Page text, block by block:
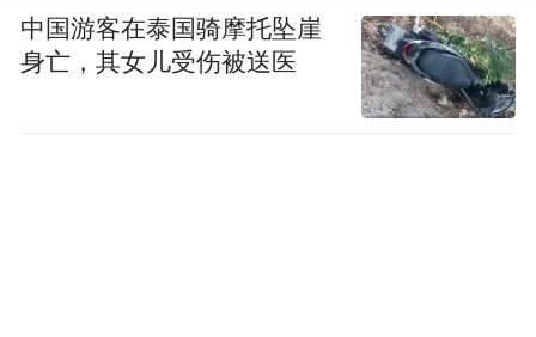
中国游客在泰国骑摩托坠崖
身亡，其女儿受伤被送医